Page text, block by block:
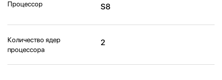
Процессор S8
Количество ядер
процессора
2